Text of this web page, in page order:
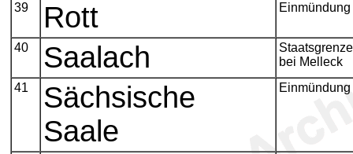
39
Rott
40 Saalach
bei Melleck
41
Sächsische
Saale